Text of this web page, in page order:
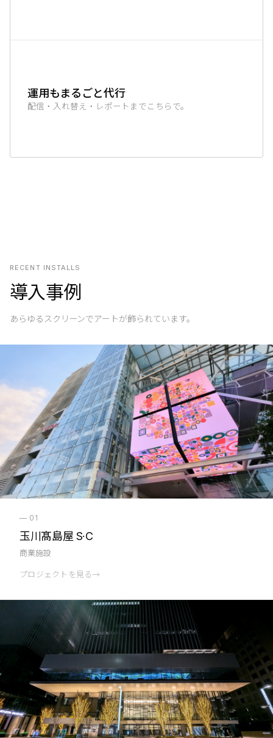
運用もまるごと代行
配信・入れ替え・レポートまでこちらで。
RECENT INSTALLS
導入事例
あらゆるスクリーンでアートが飾られています。
— 01
玉川髙島屋 S·C
商業施設
プロジェクトを見る→